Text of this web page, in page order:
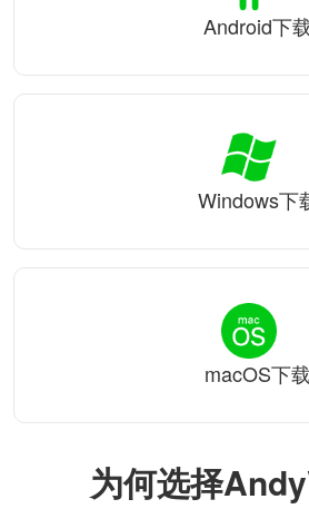
为何选择
Android下
Windows下
macOS下载